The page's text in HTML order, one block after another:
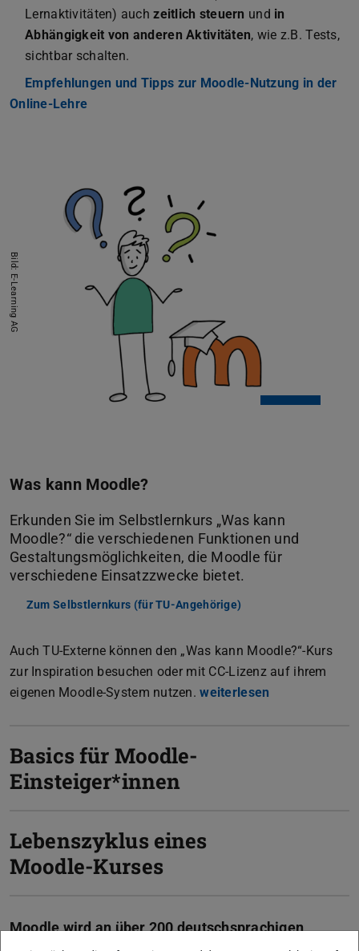
Lernaktivitäten) auchzeitlich steuern und in
Abhängigkeit von anderen Aktivitäten, wie z.B. Tests,
sichtbar schalten.
Empfehlungen und Tipps zur Moodle-Nutzung in der
Online-Lehre
Bild: E-Learning AG
Was kann Moodle?
Erkunden Sie im Selbstlernkurs „Was kann
Moodle?“ die verschiedenen Funktionen und
Gestaltungsmöglichkeiten, die Moodle für
verschiedene Einsatzzwecke bietet.
Zum Selbstlernkurs (für TU-Angehörige)
Auch TU-Externe können den „Was kann Moodle?“-Kurs
zur Inspiration besuchen oder mit CC-Lizenz auf ihrem
eigenen Moodle-System nutzen.weiterlesen
Basics für Moodle-
Einsteiger*innen
Lebenszyklus eines
Moodle-Kurses
Moodle wird an über 200 deutschsprachigen
Hochschulen als zentrale Lernplattform